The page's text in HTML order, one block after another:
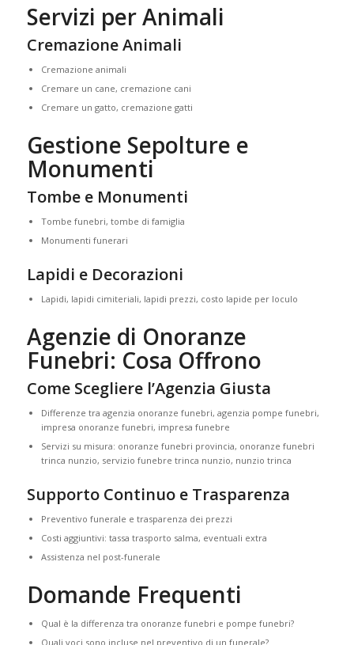
Servizi per Animali
Cremazione Animali
Cremazione animali
Cremare un cane, cremazione cani
Cremare un gatto, cremazione gatti
Gestione Sepolture e
Monumenti
Tombe e Monumenti
Tombe funebri, tombe di famiglia
Monumenti funerari
Lapidi e Decorazioni
Lapidi, lapidi cimiteriali, lapidi prezzi, costo lapide per loculo
Agenzie di Onoranze
Funebri: Cosa Offrono
Come Scegliere l’Agenzia Giusta
Differenze tra agenzia onoranze funebri, agenzia pompe funebri,
impresa onoranze funebri, impresa funebre
Servizi su misura: onoranze funebri provincia, onoranze funebri
trinca nunzio, servizio funebre trinca nunzio, nunzio trinca
Supporto Continuo e Trasparenza
Preventivo funerale e trasparenza dei prezzi
Costi aggiuntivi: tassa trasporto salma, eventuali extra
Assistenza nel post-funerale
Domande Frequenti
Qual è la differenza tra onoranze funebri e pompe funebri?
Quali voci sono incluse nel preventivo di un funerale?